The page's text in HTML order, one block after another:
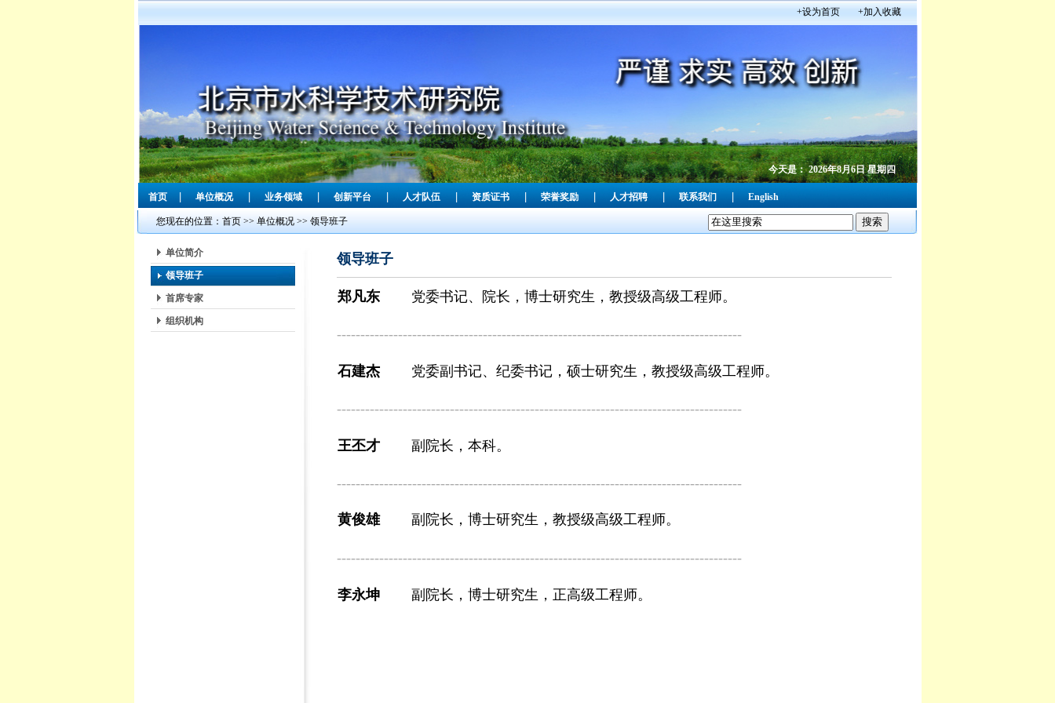
今天是： 2026年8月6日 星期四
+设为首页 +加入收藏
首页 | 单位概况 | 业务领域 | 创新平台 | 人才队伍 | 资质证书 | 荣誉奖励 | 人才招聘 | 联系我们 | English
您现在的位置： 首页>> 单位概况>> 领导班子
单位简介
领导班子
首席专家
组织机构
领导班子
郑凡东 党委书记、院长，博士研究生，教授级高级工程师。
--------------------------------------------------------------------------------------
石建杰 党委副书记、纪委书记，硕士研究生，教授级高级工程师。
--------------------------------------------------------------------------------------
王丕才 副院长，本科。
--------------------------------------------------------------------------------------
黄俊雄 副院长，博士研究生，教授级高级工程师。
--------------------------------------------------------------------------------------
李永坤 副院长，博士研究生，正高级工程师。